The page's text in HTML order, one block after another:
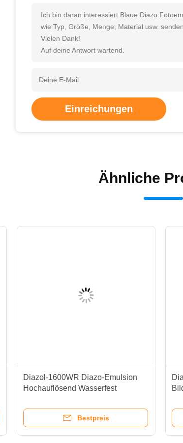
Ich bin daran interessiert Blaue Diazo
wie Typ, Größe, Menge, Material usw.
Vielen Dank!
Auf deine Antwort wartend.
Einreichungen
Ähnliche
Diazol-1600WR Diazo-Emulsion
Hochauflösend Wasserfest
Bestpreis